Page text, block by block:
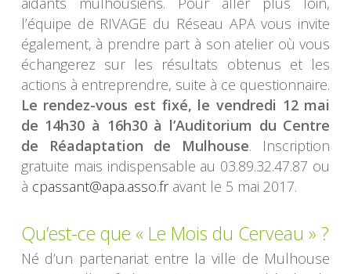
l’équipe de RIVAGE du Réseau APA vous invite
également, à prendre part à son atelier où vous
échangerez sur les résultats obtenus et les
actions à entreprendre, suite à ce questionnaire.
Le rendez-vous est fixé, le vendredi 12 mai
de 14h30 à 16h30 à l’Auditorium du Centre
de Réadaptation de Mulhouse. Inscription
gratuite mais indispensable au 03.89.32.47.87 ou
à cpassant@apa.asso.fravant le 5 mai 2017.
Qu’est-ce que « Le Mois du Cerveau » ?
Né d’un partenariat entre la ville de Mulhouse